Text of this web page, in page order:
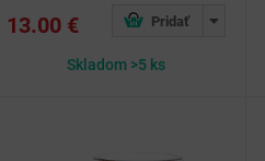
13.00 €
Skladom >5 ks